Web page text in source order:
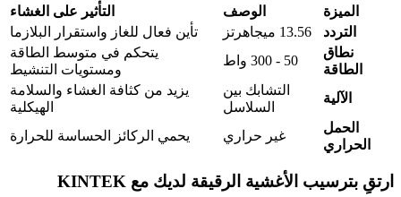
الميزة الوصف
التأثير على الغشاء
التردد
13.56 ميجاهرتز
تأين فعال للغاز واستقرار البلازما
نطاق
الطاقة
50 - 300 واط
يتحكم في متوسط ​​الطاقة
ومستويات التنشيط
الآلية
التشابك بين
السلاسل
يزيد من كثافة الغشاء والسلامة
الهيكلية
الحمل
الحراري
غير حراري يحمي الركائز الحساسة للحرارة
ارتقِ بترسيب الأغشية الرقيقة لديك مع KINTEK